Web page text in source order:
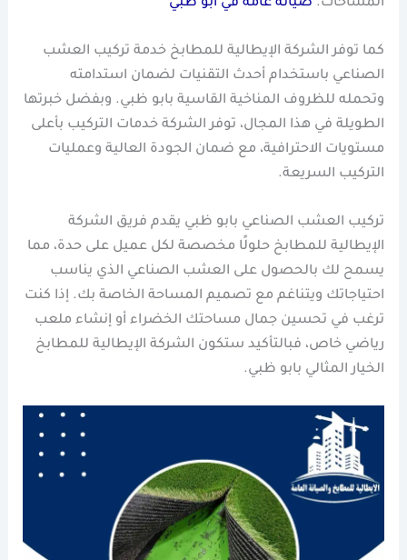
كما توفر الشركة الإيطالية للمطابخ خدمة تركيب العشب
الصناعي باستخدام أحدث التقنيات لضمان استدامته
وتحمله للظروف المناخية القاسية بابو ظبي. وبفضل خبرتها
الطويلة في هذا المجال، توفر الشركة خدمات التركيب بأعلى
مستويات الاحترافية، مع ضمان الجودة العالية وعمليات
التركيب السريعة.
تركيب العشب الصناعي بابو ظبي يقدم فريق الشركة
الإيطالية للمطابخ حلولًا مخصصة لكل عميل على حدة، مما
يسمح لك بالحصول على العشب الصناعي الذي يناسب
احتياجاتك ويتناغم مع تصميم المساحة الخاصة بك. إذا كنت
ترغب في تحسين جمال مساحتك الخضراء أو إنشاء ملعب
رياضي خاص، فبالتأكيد ستكون الشركة الإيطالية للمطابخ
الخيار المثالي بابو ظبي.